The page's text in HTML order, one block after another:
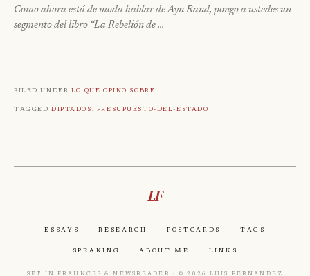
Como ahora está de moda hablar de Ayn Rand, pongo a ustedes un
segmento del libro “La Rebelión de …
Filed under Lo que opino sobre
TaggedDiptados, Presupuesto-Del-Estado
LF
Essays Research Postcards Tags
Speaking About Me Links
Set in Fraunces & Newsreader · © 2026 Luis Fernandez